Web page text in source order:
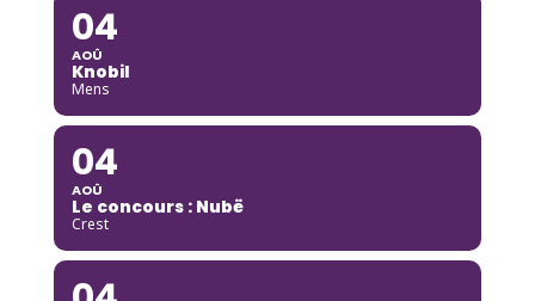
04
AOÛ
Knobil
Mens
04
AOÛ
Le concours : Nubë
Crest